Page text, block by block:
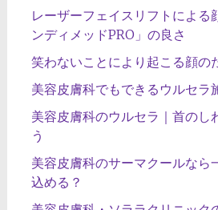
レーザーフェイスリフトによる
ンディメッドPRO」の良さ
笑わないことにより起こる顔の
美容皮膚科でもできるウルセラ
美容皮膚科のウルセラ｜首のし
う
美容皮膚科のサーマクールなら
込める？